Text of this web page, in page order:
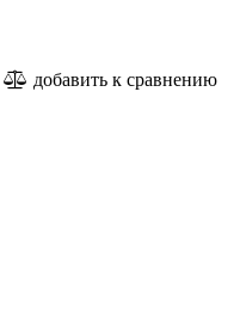
добавить к сравнению